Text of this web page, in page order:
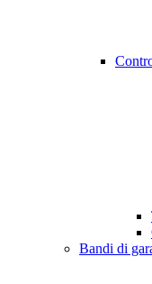
Bandi di